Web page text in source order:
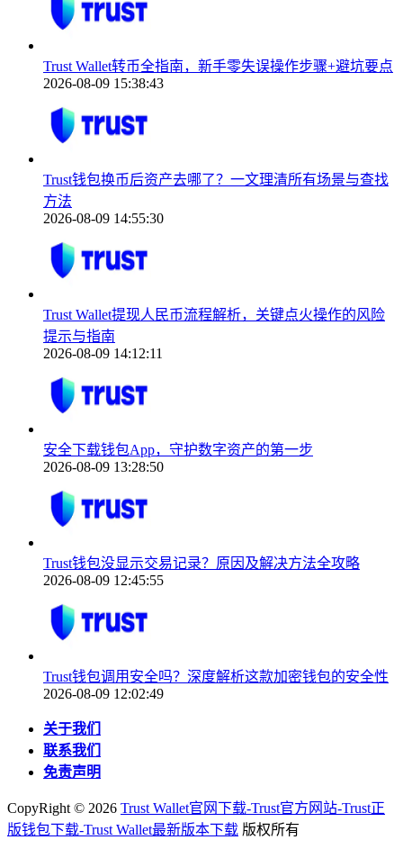
Trust Wallet转币全指南，新手零失误操作步骤+避坑要点
2026-08-09 15:38:43
Trust钱包换币后资产去哪了？一文理清所有场景与查找
方法
2026-08-09 14:55:30
Trust Wallet提现人民币流程解析，关键点火操作的风险
提示与指南
2026-08-09 14:12:11
安全下载钱包App，守护数字资产的第一步
2026-08-09 13:28:50
Trust钱包没显示交易记录？原因及解决方法全攻略
2026-08-09 12:45:55
Trust钱包调用安全吗？深度解析这款加密钱包的安全性
2026-08-09 12:02:49
关于我们
联系我们
免责声明
CopyRight © 2026 Trust Wallet官网下载-Trust官方网站-Trust正
版钱包下载-Trust Wallet最新版本下载 版权所有